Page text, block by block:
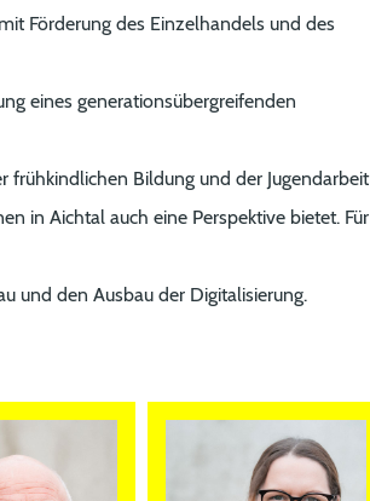
Förderung des Einzelhandels und des
eines generationsübergreifenden
frühkindlichen Bildung und der Jugendarbeit
in Aichtal auch eine Perspektive bietet. Für
und den Ausbau der Digitalisierung.